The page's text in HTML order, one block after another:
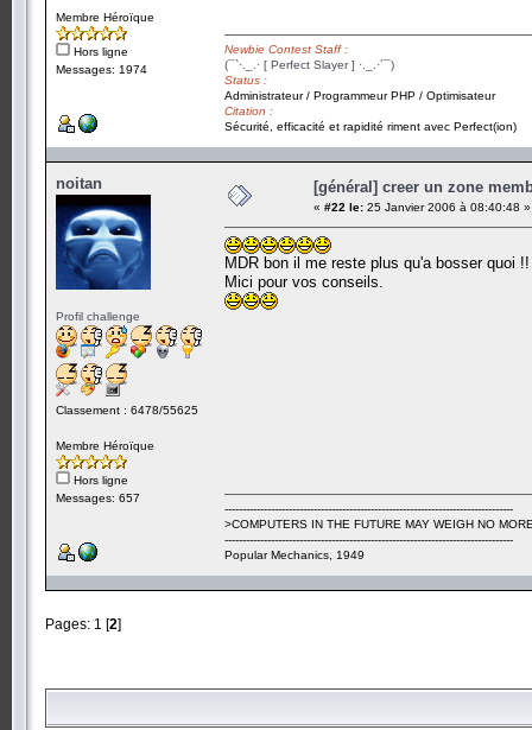
Membre Héroïque
Hors ligne
Messages: 1974
Newbie Contest Staff :
(¯`·._.· [ Perfect Slayer ] ·._.·´¯)
Status :
Administrateur / Programmeur PHP / Optimisateur
Citation :
Sécurité, efficacité et rapidité riment avec Perfect(ion)
noitan
Profil challenge
Classement : 6478/55625
Membre Héroïque
Hors ligne
Messages: 657
[général] creer un zone
« #22 le: 25 Janvier 2006 à 08:40:48 »
MDR bon il me reste plus qu'a bosser quoi !!
Mici pour vos conseils.
---------------------------------------------------------------------------------
>COMPUTERS IN THE FUTURE MAY WEIGH NO
---------------------------------------------------------------------------------
Popular Mechanics, 1949
Pages: 1 [2]